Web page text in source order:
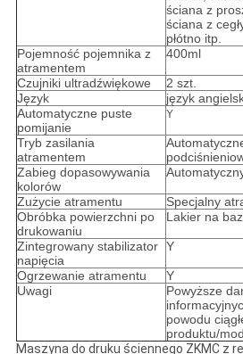
ściana z
ściana z
płótno itp.
Pojemność pojemnika z
atramentem
400ml
Czujniki ultradźwiękowe
2 szt.
Język
język
Automatyczne puste
pomijanie
Y
Tryb zasilania
atramentem
Zabieg dopasowywania
kolorów
Zużycie atramentu
Specjalny
Obróbka powierzchni po
drukowaniu
Lakier na
Zintegrowany stabilizator
napięcia
Y
Ogrzewanie atramentu
Y
Uwagi
Powyższe
powodu
produktu/
Maszyna do druku ściennego ZKMC z